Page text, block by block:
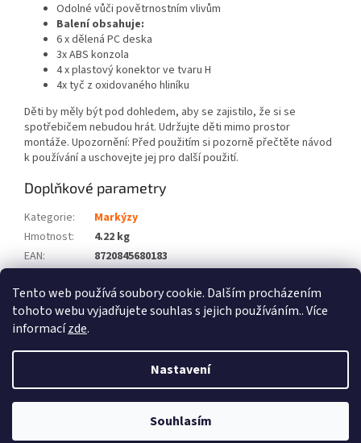
Tento web používá soubory cookie. Dalším procházením
tohoto webu vyjadřujete souhlas s jejich používáním.. Více
informacízde.
Nastavení
Souhlasím
Odolné vůči povětrnostním vlivům
Balení obsahuje:
6 x dělená PC deska
3x ABS konzola
4 x plastový konektor ve tvaru H
4x tyč z oxidovaného hliníku
Děti by měly být pod dohledem, aby se zajistilo, že si se
spotřebičem nebudou hrát. Udržujte děti mimo prostor
montáže. Upozornění: Před použitím si pozorně přečtěte návod
k používání a uschovejte jej pro další použití.
Doplňkové parametry
Kategorie:
Markýzy
Hmotnost:
4.22 kg
EAN:
8720845680183
Počet balíků: 1
Vytvořil Shoptet
Zboží XL. Všechna práva vyhrazena.